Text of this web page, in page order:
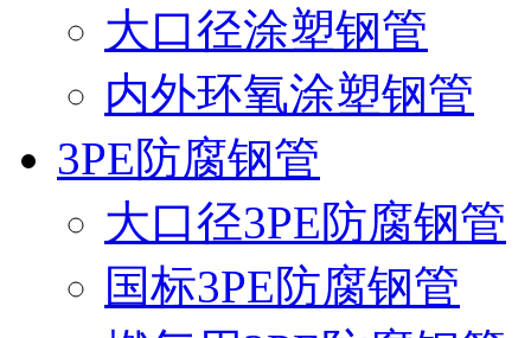
大口径涂塑钢管
内外环氧涂塑钢管
3PE防腐钢管
大口径3PE防腐钢管
国标3PE防腐钢管